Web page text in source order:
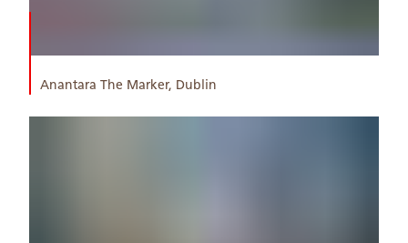
Anantara The Marker, Dublin